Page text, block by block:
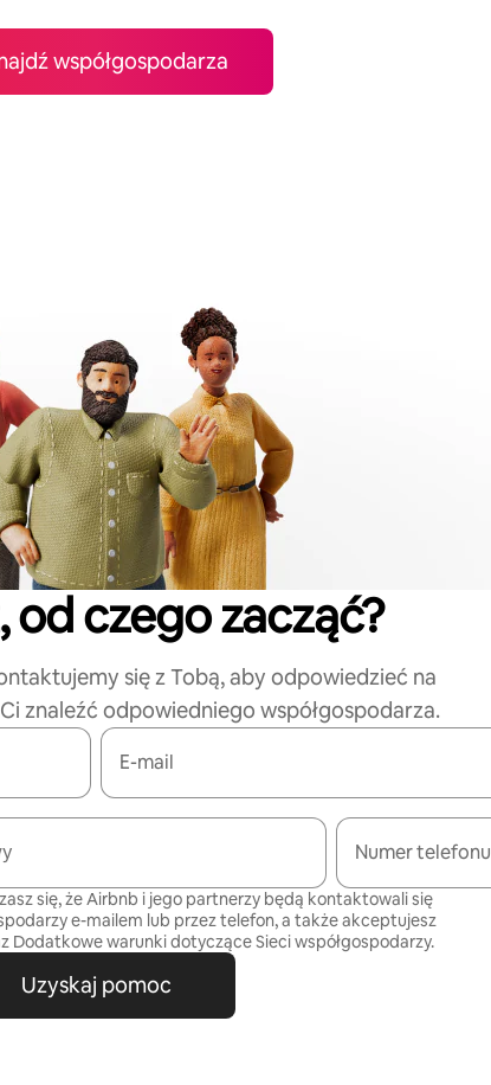
współgospodarza
od czego zacząć?
się z Tobą, aby odpowiedzieć na
znaleźć odpowiedniego współgospodarza.
E-mail
Numer telefonu
się, że Airbnb i jego partnerzy będą kontaktowali się
e-mailem lub przez telefon, a także akceptujesz
Dodatkowe warunki dotyczące Sieci współgospodarzy.
Uzyskaj pomoc